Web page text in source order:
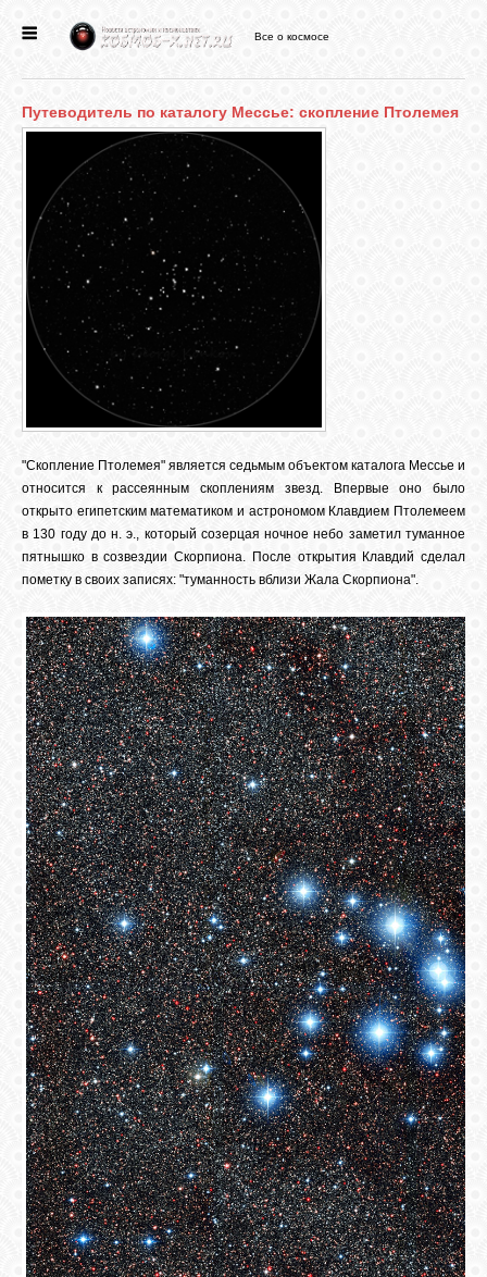
НОВОСТИ
ФОРУМ
СТАТЬИ
ФАЙЛЫ
ФОТО
СВЯЗЬ
RSS
Все о космосе
Путеводитель по каталогу Мессье: скопление Птолемея
"Скопление Птолемея" является седьмым объектом каталога Мессье и
относится к рассеянным скоплениям звезд. Впервые оно было
открыто египетским математиком и астрономом Клавдием Птолемеем
в 130 году до н. э., который созерцая ночное небо заметил туманное
пятнышко в созвездии Скорпиона. После открытия Клавдий сделал
пометку в своих записях: "туманность вблизи Жала Скорпиона".